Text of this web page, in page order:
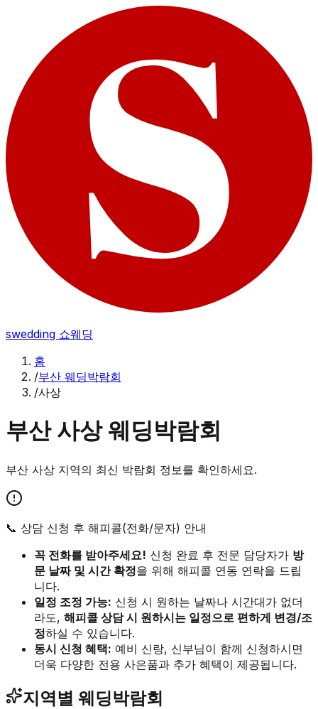
swedding 쇼웨딩
홈
/부산 웨딩박람회
/사상
부산 사상웨딩박람회
부산 사상 지역의 최신 박람회 정보를 확인하세요.
📞 상담 신청 후 해피콜(전화/문자) 안내
꼭 전화를 받아주세요! 신청 완료 후 전문 담당자가 방
문 날짜 및 시간 확정을 위해 해피콜 연동 연락을 드립
니다.
일정 조정 가능: 신청 시 원하는 날짜나 시간대가 없더
라도, 해피콜 상담 시 원하시는 일정으로 편하게 변경/조
정하실 수 있습니다.
동시 신청 혜택: 예비 신랑, 신부님이 함께 신청하시면
더욱 다양한 전용 사은품과 추가 혜택이 제공됩니다.
지역별 웨딩박람회